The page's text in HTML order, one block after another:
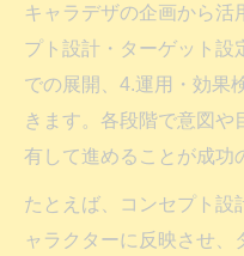
キャラデザの企画から活
プト設計・ターゲット設
での展開、4.運用・効果
きます。各段階で意図や
有して進めることが成功
たとえば、コンセプト設
ャラクターに反映させ、